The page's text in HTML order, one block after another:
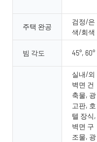
주택 완공
검정/은
색/회색
빔 각도 45°, 60°
실내/외
벽면 건
축물, 광
고판, 호
텔 장식,
벽면 구
조물, 광